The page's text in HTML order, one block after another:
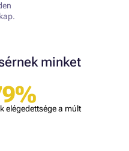
minket
elégedettsége a múlt